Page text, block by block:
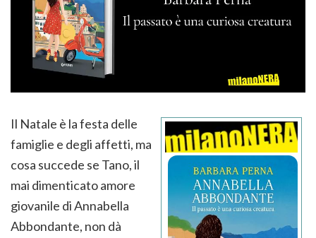
Il Natale è la festa delle
famiglie e degli affetti, ma
cosa succede se Tano, il
mai dimenticato amore
giovanile di Annabella
Abbondante, non dà